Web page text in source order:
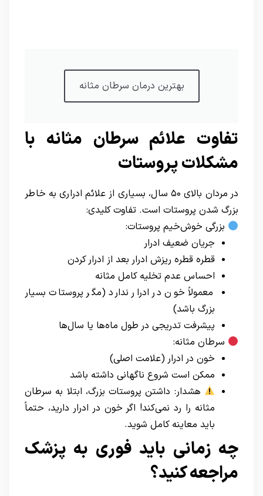
بهترین درمان سرطان مثانه
تفاوت علائم سرطان مثانه با
مشکلات پروستات
در مردان بالای ۵۰ سال، بسیاری از علائم ادراری به خاطر
بزرگ شدن پروستات است. تفاوت کلیدی:
بزرگی خوش‌خیم پروستات:
جریان ضعیف ادرار
قطره قطره ریزش ادرار بعد از ادرار کردن
احساس عدم تخلیه کامل مثانه
معمولاً خون در ادرار ندارد (مگر پروستات بسیار
بزرگ باشد)
پیشرفت تدریجی در طول ماه‌ها یا سال‌ها
سرطان مثانه:
خون در ادرار (علامت اصلی)
ممکن است شروع ناگهانی داشته باشد
هشدار: داشتن پروستات بزرگ، ابتلا به سرطان
مثانه را رد نمی‌کند! اگر خون در ادرار دارید، حتماً
باید معاینه کامل شوید.
چه زمانی باید فوری به پزشک
مراجعه کنید؟